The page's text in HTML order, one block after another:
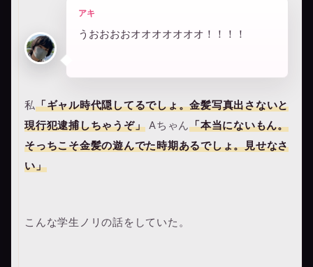
アキ
うおおおおオオオオオオオ！！！！
私「ギャル時代隠してるでしょ。金髪写真出さないと
現行犯逮捕しちゃうぞ」 Aちゃん「本当にないもん。
そっちこそ金髪の遊んでた時期あるでしょ。見せなさ
い」
こんな学生ノリの話をしていた。